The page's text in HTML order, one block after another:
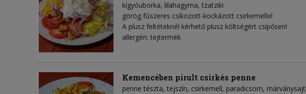
kígyóuborka lilahagyma tzatziki
görög fűszeres csíkozott-kockázott csirkemellel
A plusz feltéteknél kérhető plusz költségért csípősen!
allergén: tejtermék
Kemencében pirult csirkés penne
penne tészta tejszín csirkemell paradicsom márványsajt